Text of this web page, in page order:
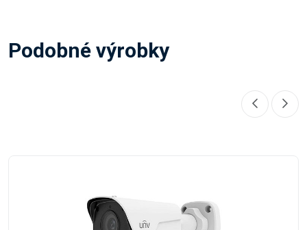
Podobné výrobky